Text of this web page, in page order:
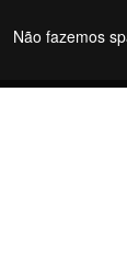
Não fazemos